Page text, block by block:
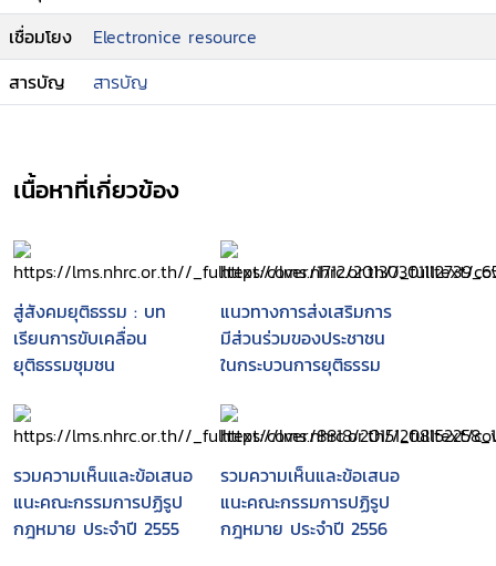
เชื่อมโยง
Electronice resource
สารบัญ
สารบัญ
เนื้อหาที่เกี่ยวข้อง
สู่สังคมยุติธรรม : บท
เรียนการขับเคลื่อน
ยุติธรรมชุมชน
แนวทางการส่งเสริมการ
มีส่วนร่วมของประชาชน
ในกระบวนการยุติธรรม
รวมความเห็นและข้อเสนอ
แนะคณะกรรมการปฏิรูป
กฎหมาย ประจำปี 2555
รวมความเห็นและข้อเสนอ
แนะคณะกรรมการปฏิรูป
กฎหมาย ประจำปี 2556